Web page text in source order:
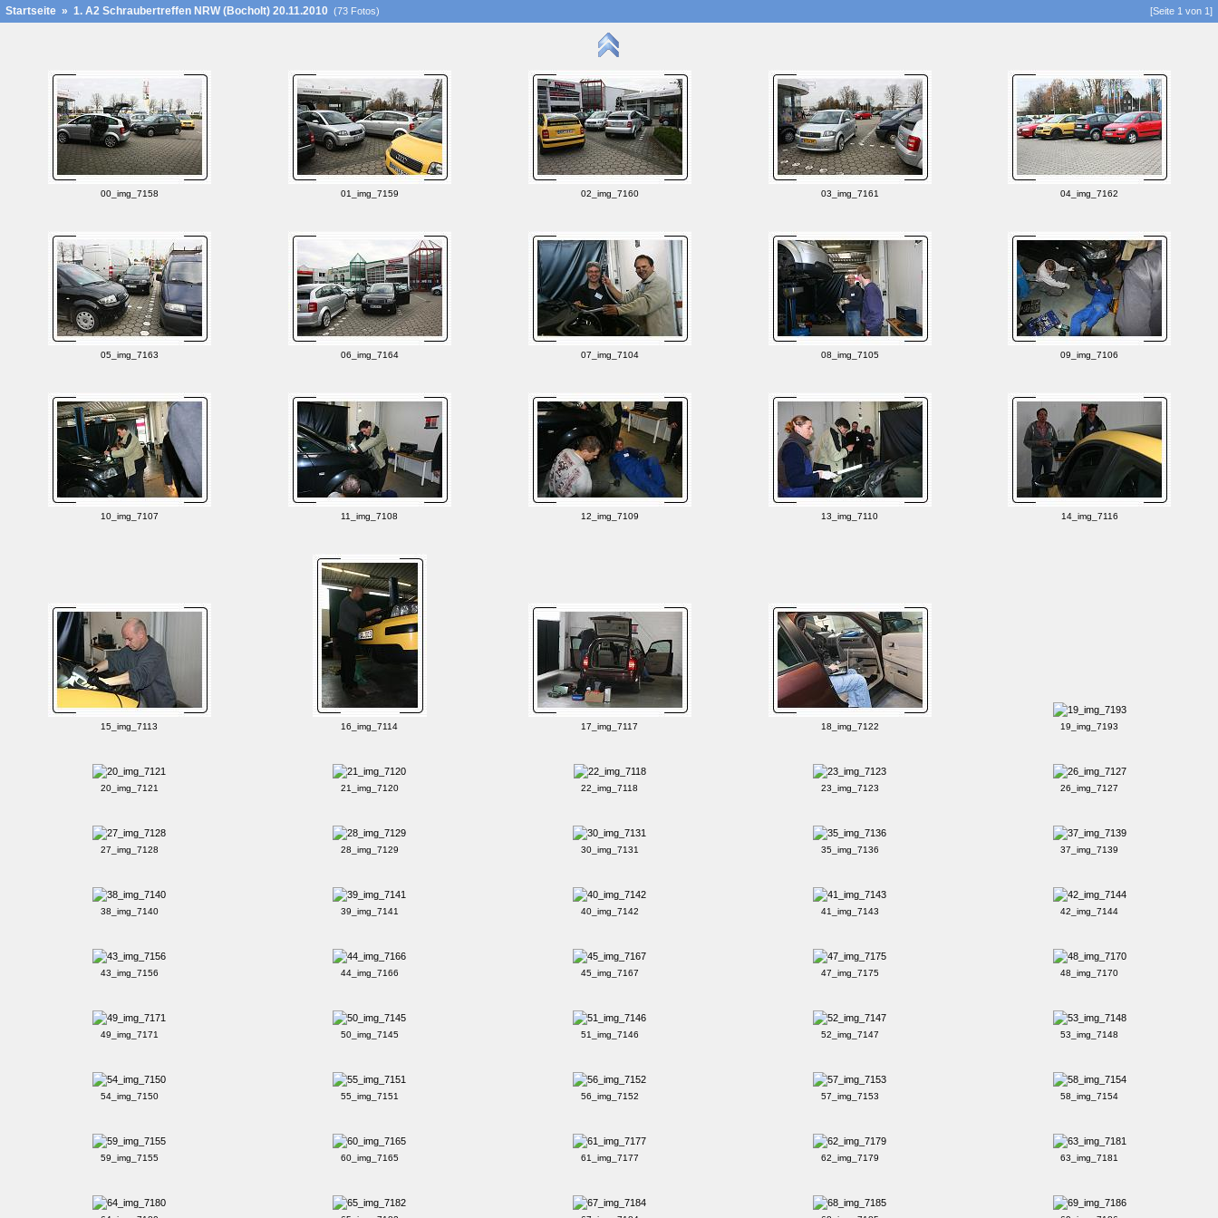
Startseite » 1. A2 Schraubertreffen NRW (Bocholt) 20.11.2010 (73 Fotos) [Seite 1 von 1]
00_img_7158 01_img_7159 02_img_7160 03_img_7161 04_img_7162
05_img_7163 06_img_7164 07_img_7104 08_img_7105 09_img_7106
10_img_7107 11_img_7108 12_img_7109 13_img_7110 14_img_7116
15_img_7113 16_img_7114 17_img_7117 18_img_7122 19_img_7193
20_img_7121 21_img_7120 22_img_7118 23_img_7123 26_img_7127
27_img_7128 28_img_7129 30_img_7131 35_img_7136 37_img_7139
38_img_7140 39_img_7141 40_img_7142 41_img_7143 42_img_7144
43_img_7156 44_img_7166 45_img_7167 47_img_7175 48_img_7170
49_img_7171 50_img_7145 51_img_7146 52_img_7147 53_img_7148
54_img_7150 55_img_7151 56_img_7152 57_img_7153 58_img_7154
59_img_7155 60_img_7165 61_img_7177 62_img_7179 63_img_7181